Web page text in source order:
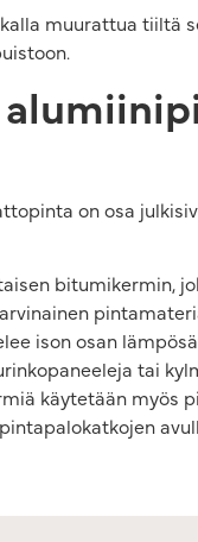
muurattua tiiltä
on osa
bitumikermin,
ison osan
tai
käytetään myös